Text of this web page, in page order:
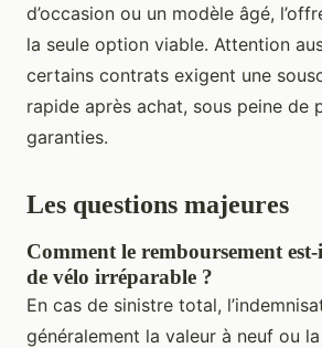
d’occasion ou un modèle âgé,
la seule option viable. Attention
certains contrats exigent une
rapide après achat, sous peine de
garanties.
Les questions majeures
Comment le remboursement
de vélo irréparable ?
En cas de sinistre total,
généralement la valeur à neuf ou